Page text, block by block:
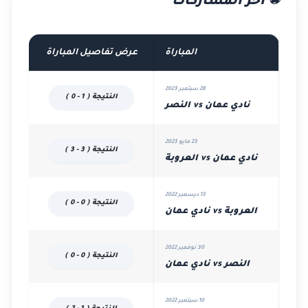
المباراة عرض تفاصيل المباراة
28 سبتمبر 2023
نادي عمان vs النصر
النتيجة ( 1 - 0 )
23 مايو 2023
نادي عمان vs العروبة
النتيجة ( 3 - 3 )
13 ديسمبر 2022
العروبة vs نادي عمان
النتيجة ( 0 - 0 )
30 نوفمبر 2022
النصر vs نادي عمان
النتيجة ( 0 - 0 )
10 سبتمبر 2022